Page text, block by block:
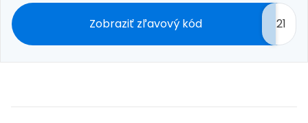
Zobraziť zľavový kód 21